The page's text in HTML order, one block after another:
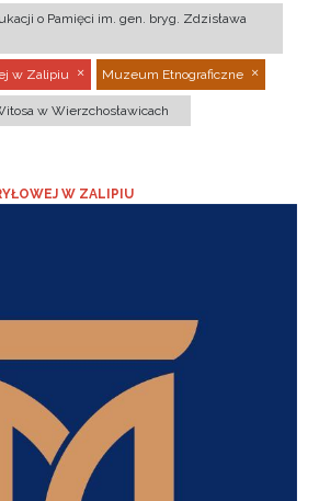
o Pamięci im. gen. bryg. Zdzisława
w Zalipiu Muzeum Etnograficzne
w Wierzchosławicach
W ZALIPIU